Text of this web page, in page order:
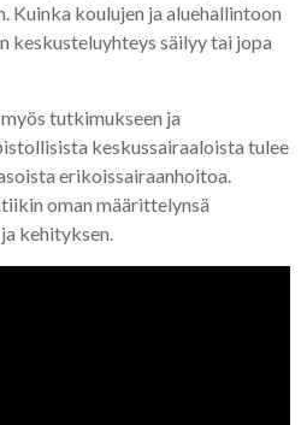
Kuinka koulujen ja aluehallintoon
keskusteluyhteys säilyy tai jopa
tutkimukseen ja
keskussairaaloista tulee
erikoissairaanhoitoa.
oman määrittelynsä
kehityksen.